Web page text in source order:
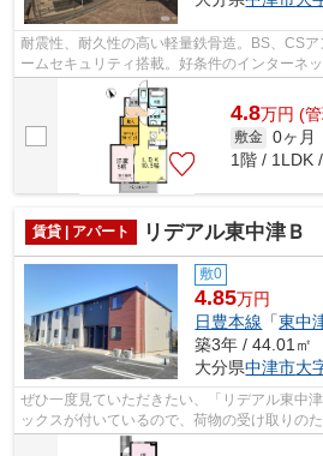
耐震性、耐久性の高い軽量鉄骨造。BS、CS
ームセキュリティ搭載。好条件のインターネ
あります。人気の対面キッチンや、大容...
4.8万円 (
敷金 0ヶ月
1階 / 1LDK
賃貸 | アパート リデアル東中津Ｂ
敷0
4.85万円
日豊本線 「東中
築3年 / 44.01㎡
大分県中津市大
ぜひ一度見ていただきたい、「リデアル東中
ックスが付いているので、荷物の受け取りの
ません。幅広い方に好評のフローリン...